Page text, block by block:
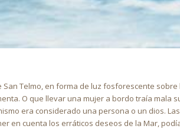
Telmo, en forma de luz fosforescente
O que llevar una mujer a bordo traía mala
era considerado una persona o un dios.
en cuenta los erráticos deseos de la Mar,